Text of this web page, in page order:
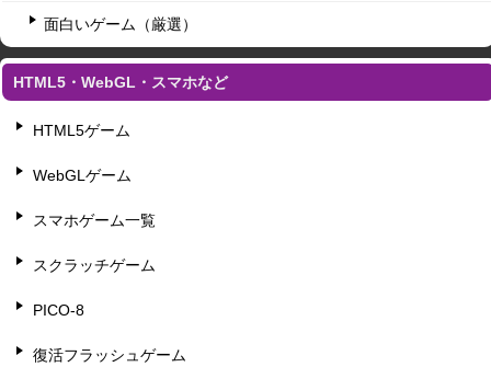
面白いゲーム（厳選）
HTML5・WebGL・スマホなど
HTML5ゲーム
WebGLゲーム
スマホゲーム一覧
スクラッチゲーム
PICO-8
復活フラッシュゲーム